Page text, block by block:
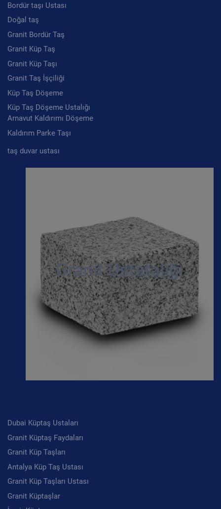
Bordür taşı Ustası
Doğal taş
Granit Bordür Taş
Granit Küp Taş
Granit Küp Taşı
Granit Taş İşçiliği
Küp Taş Döşeme
Küp Taş Döşeme Ustalığı
Arnavut Kaldırımı Döşeme
Kaldırım Parke Taşı
taş duvar ustası
Granit Ustatalığı
Dubai Küptaş Ustaları
Granit Küptaş Faydaları
Granit Küp Taşları
Antalya Küp Taş Ustası
Granit Küp Taşları Ustası
Granit Küptaşlar